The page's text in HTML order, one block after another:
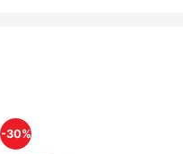
-30%